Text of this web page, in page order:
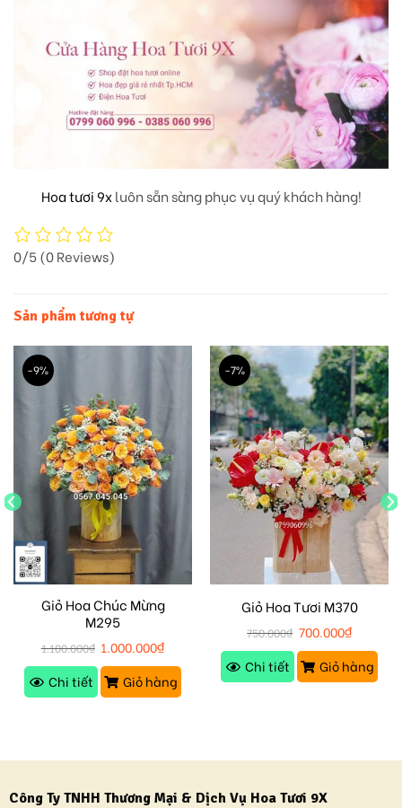
Hoa tươi 9xluôn sẵn sàng phục vụ quý khách hàng!
0/5(0 Reviews)
Sản phẩm tương tự
-9%
Giỏ Hoa Chúc Mừng
M295
1.100.000₫ 1.000.000₫
Chi tiết
Giỏ hàng
-7%
Giỏ Hoa Tươi M370
750.000₫ 700.000₫
Chi tiết
Giỏ hàng
Công Ty TNHH Thương Mại & Dịch Vụ Hoa Tươi 9X